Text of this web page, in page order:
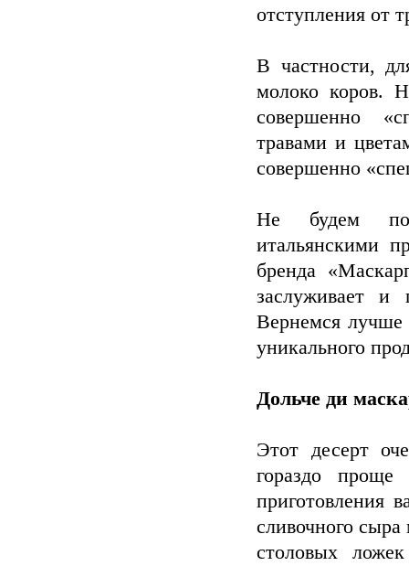
отступления от
В частности,
молоко коров.
совершенно
травами и
совершенно
Не будем
итальянскими
бренда
заслуживает и
Вернемся лучше
уникального
Дольче ди
Этот десерт
гораздо
приготовления
сливочного
столовых